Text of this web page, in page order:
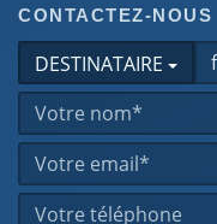
CONTACTEZ-NOUS
DESTINATAIRE